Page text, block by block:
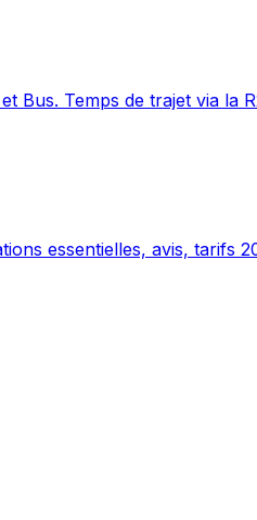
Temps de trajet via la
essentielles, avis, tarifs